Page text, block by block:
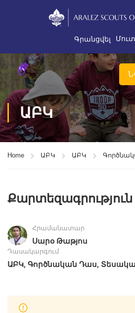
Գրանցվել
ԱԲԿ
Home ԱԲԿ ԱԲԿ
Քարտեզագրություն
Հրամանատար
Սարօ Թաթյոս
Դասակարգում
ԱԲԿ, Գործնական Դաս,